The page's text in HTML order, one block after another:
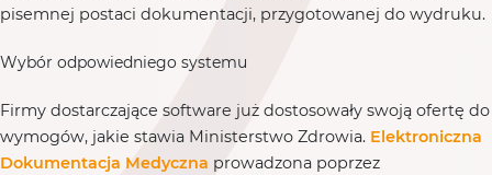
pisemnej postaci dokumentacji, przygotowanej do wydruku.
Wybór odpowiedniego systemu
Firmy dostarczające software już dostosowały swoją ofertę do
wymogów, jakie stawia Ministerstwo Zdrowia. Elektroniczna
Dokumentacja Medyczna prowadzona poprzez